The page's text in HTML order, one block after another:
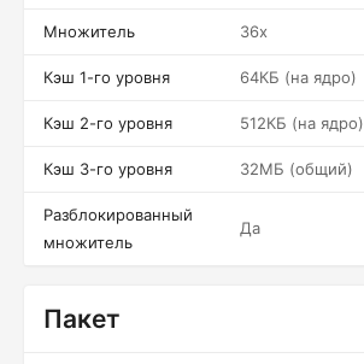
Множитель 36x
Кэш 1-го уровня 64КБ (на ядро)
Кэш 2-го уровня 512КБ (на ядро)
Кэш 3-го уровня 32МБ (общий)
Разблокированный
множитель
Да
Пакет